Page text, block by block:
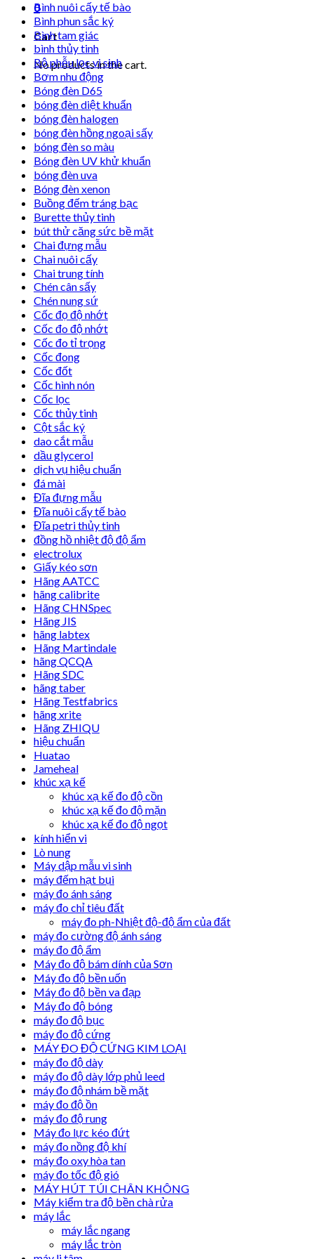
0
Cart
No products in the cart.
Bình nuôi cấy tế bào
Bình phun sắc ký
Bình tam giác
bình thủy tinh
Bộ phễu lọc vi sinh
Bơm nhu động
Bóng đèn D65
bóng đèn diệt khuẩn
bóng đèn halogen
bóng đèn hồng ngoại sấy
bóng đèn so màu
Bóng đèn UV khử khuẩn
bóng đèn uva
Bóng đèn xenon
Buồng đếm tráng bạc
Burette thủy tinh
bút thử căng sức bề mặt
Chai đựng mẫu
Chai nuôi cấy
Chai trung tính
Chén cân sấy
Chén nung sứ
Cốc đọ độ nhớt
Cốc đo độ nhớt
Cốc đo tỉ trọng
Cốc đong
Cốc đốt
Cốc hình nón
Cốc lọc
Cốc thủy tinh
Cột sắc ký
dao cắt mẫu
dầu glycerol
dịch vụ hiệu chuẩn
đá mài
Đĩa đựng mẫu
Đĩa nuôi cấy tế bào
Đĩa petri thủy tinh
đồng hồ nhiệt độ độ ẩm
electrolux
Giấy kéo sơn
Hãng AATCC
hãng calibrite
Hãng CHNSpec
Hãng JIS
hãng labtex
Hãng Martindale
hãng QCQA
Hãng SDC
hãng taber
Hãng Testfabrics
hãng xrite
Hãng ZHIQU
hiệu chuẩn
Huatao
Jameheal
khúc xạ kế
khúc xạ kế đo độ cồn
khúc xạ kế đo độ mặn
khúc xạ kế đo độ ngọt
kính hiển vi
Lò nung
Máy dập mẫu vi sinh
máy đếm hạt bụi
máy đo ánh sáng
máy đo chỉ tiêu đất
máy đo ph-Nhiệt độ-độ ẩm của đất
máy đo cường độ ánh sáng
máy đo độ ẩm
Máy đo độ bám dính của Sơn
Máy đo độ bền uốn
Máy đo độ bền va đạp
Máy đo độ bóng
máy đo độ bục
máy đo độ cứng
MÁY ĐO ĐỘ CỨNG KIM LOẠI
máy đo độ dày
máy đo độ dày lớp phủ leed
máy đo độ nhám bề mặt
máy đo độ ồn
máy đo độ rung
Máy đo lực kéo đứt
máy đo nồng độ khí
máy đo oxy hòa tan
máy đo tốc độ gió
MÁY HÚT TÚI CHÂN KHÔNG
Máy kiểm tra độ bền chà rửa
máy lắc
máy lắc ngang
máy lắc tròn